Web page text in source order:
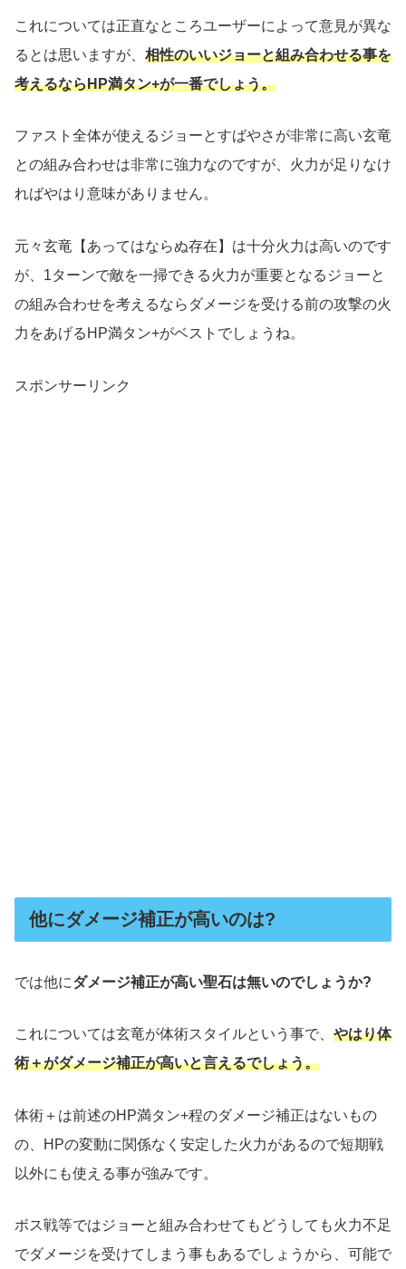
これについては正直なところユーザーによって意見が異な
るとは思いますが、 相性のいいジョーと組み合わせる事を
考えるならHP満タン+が一番でしょう。
ファスト全体が使えるジョーとすばやさが非常に高い玄竜
との組み合わせは非常に強力なのですが、火力が足りなけ
ればやはり意味がありません。
元々玄竜【あってはならぬ存在】は十分火力は高いのです
が、1ターンで敵を一掃できる火力が重要となるジョーと
の組み合わせを考えるならダメージを受ける前の攻撃の火
力をあげるHP満タン+がベストでしょうね。
スポンサーリンク
他にダメージ補正が高いのは?
では他にダメージ補正が高い聖石は無いのでしょうか?
これについては玄竜が体術スタイルという事で、 やはり体
術＋がダメージ補正が高いと言えるでしょう。
体術＋は前述のHP満タン+程のダメージ補正はないもの
の、HPの変動に関係なく安定した火力があるので短期戦
以外にも使える事が強みです。
ボス戦等ではジョーと組み合わせてもどうしても火力不足
でダメージを受けてしまう事もあるでしょうから、可能で